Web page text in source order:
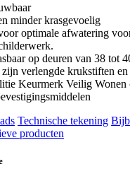
minder krasgevoelig
optimale afwatering
op deuren van 38 tot
verlengde krukstiften
Keurmerk Veilig Wonen
Technische tekening
producten